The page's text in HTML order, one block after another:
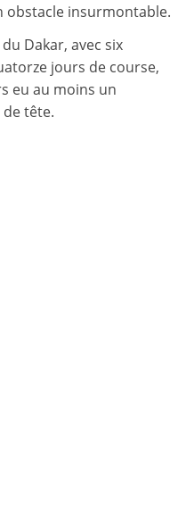
obstacle insurmontable.
Dakar, avec six
jours de course,
eu au moins un
tête.